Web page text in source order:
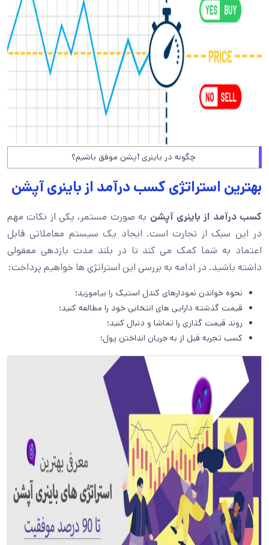
چگونه در باینری آپشن موفق باشیم؟
بهترین استراتژی کسب درآمد از باینری آپشن
کسب درآمد از باینری آپشن به صورت مستمر، یکی از نکات مهم
در این سبک از تجارت است. ایجاد یک سیستم معاملاتی قابل
اعتماد به شما کمک می کند تا در بلند مدت بازدهی معقولی
داشته باشید. در ادامه به بررسی این استراتژی ها خواهیم پرداخت:
نحوه خواندن نمودارهای کندل استیک را بیاموزید؛
قیمت گذشته دارایی های انتخابی خود را مطالعه کنید؛
روند قیمت گذاری را تماشا و دنبال کنید؛
کسب تجربه قبل از به جریان انداختن پول؛